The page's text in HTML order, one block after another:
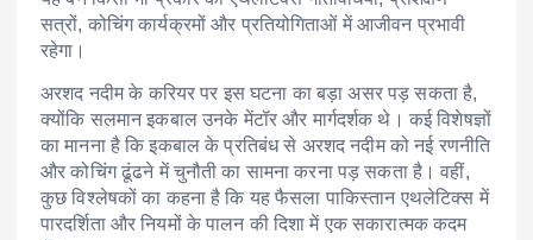
सत्रों, कोचिंग कार्यक्रमों और प्रतियोगिताओं में आजीवन प्रभावी
रहेगा।
अरशद नदीम के करियर पर इस घटना का बड़ा असर पड़ सकता है,
क्योंकि सलमान इकबाल उनके मेंटॉर और मार्गदर्शक थे। कई विशेषज्ञों
का मानना है कि इकबाल के प्रतिबंध से अरशद नदीम को नई रणनीति
और कोचिंग ढूंढने में चुनौती का सामना करना पड़ सकता है। वहीं,
कुछ विश्लेषकों का कहना है कि यह फैसला पाकिस्तान एथलेटिक्स में
पारदर्शिता और नियमों के पालन की दिशा में एक सकारात्मक कदम